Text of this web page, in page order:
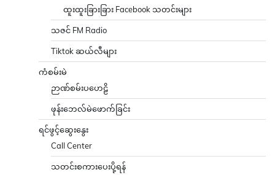
ထူးထူးခြားခြား Facebook သတင်းများ
သဇင် FM Radio
Tiktok ဆယ်လီများ
ကံစမ်းမဲ
ဉာဏ်စမ်းပဟေဠိ
ဖုန်းဘေလ်မဲဖောက်ခြင်း
ရင်ဖွင့်ဆွေးနွေး
Call Center
သတင်းစကားပေးပို့ရန်